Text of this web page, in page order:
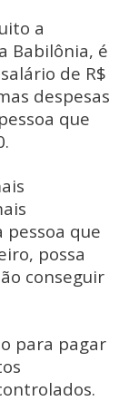
a
Babilônia, é
de R$
despesas
que
pessoa que
possa
conseguir
para pagar